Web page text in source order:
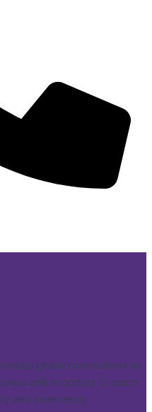
global connections to
and importers to reach
and seamlessly